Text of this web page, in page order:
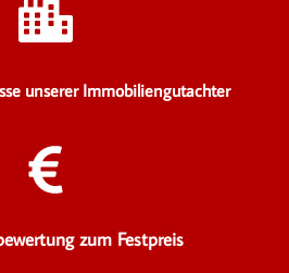
unserer Immobiliengutachter
zum Festpreis